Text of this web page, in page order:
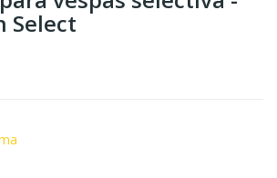
Select